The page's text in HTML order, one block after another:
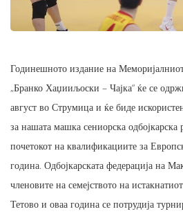
Годинешното издание на
„Бранко Хаџииљоски – Чајка“ ќе се
август во Струмица и ќе биде
за нашата машка сениорска одбојкарска
почетокот на квалификациите за
година. Одбојкарската федерација на
членовите на семејството на
Тетово и оваа година се потрудија